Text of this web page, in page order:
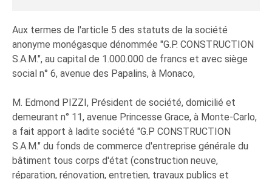
Aux termes de l'article 5 des statuts de la société
anonyme monégasque dénommée "G.P. CONSTRUCTION
S.A.M.", au capital de 1.000.000 de francs et avec siège
social n° 6, avenue des Papalins, à Monaco,
M. Edmond PIZZI, Président de société, domicilié et
demeurant n° 11, avenue Princesse Grace, à Monte-Carlo,
a fait apport à ladite société "G.P CONSTRUCTION
S.A.M." du fonds de commerce d'entreprise générale du
bâtiment tous corps d'état (construction neuve,
réparation, rénovation, entretien, travaux publics et